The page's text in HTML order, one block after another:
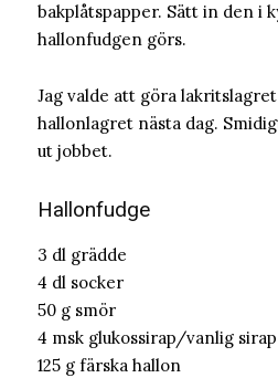
bakplåtspapper. Sätt in den i
hallonfudgen görs.
Jag valde att göra
hallonlagret nästa dag.
ut jobbet.
Hallonfudge
3 dl grädde
4 dl socker
50 g smör
4 msk glukossirap/vanlig sirap
125 g färska hallon